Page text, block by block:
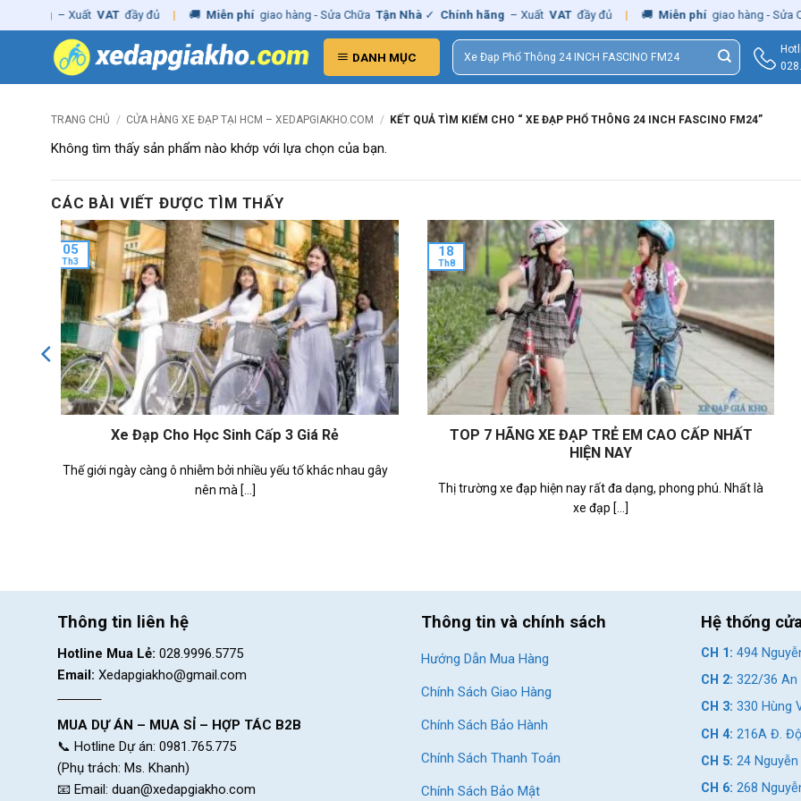
to
– Xuất VAT đầy đủ | 🚚 Miễn phí giao hàng - Sửa Chữa Tận Nhà ✓ Chính hãng – Xuất VAT đầy đủ | 🚚 Miễn phí giao hàng - Sửa
DANH MỤC
Tìm
kiếm:
TRANG CHỦ / CỬA HÀNG XE ĐẠP TẠI HCM – XEDAPGIAKHO.COM / KẾT QUẢ TÌM KIẾM CHO “ XE ĐẠP PHỔ THÔNG 24 INCH FASCINO FM24”
Không tìm thấy sản phẩm nào khớp với lựa chọn của bạn.
CÁC BÀI VIẾT ĐƯỢC TÌM THẤY
Xe Đạp Cho Học Sinh Cấp 3 Giá Rẻ
Thế giới ngày càng ô nhiễm bởi nhiều yếu tố khác nhau gây
nên mà [...]
05
Th3
TOP 7 HÃNG XE ĐẠP TRẺ EM CAO CẤP NHẤT
HIỆN NAY
Thị trường xe đạp hiện nay rất đa dạng, phong phú. Nhất là
xe đạp [...]
18
Th8
Thông tin liên hệ
Hotline Mua Lẻ: 028.9996.5775
Email: Xedapgiakho@gmail.com
MUA DỰ ÁN – MUA SỈ – HỢP TÁC B2B
📞 Hotline Dự án: 0981.765.775
(Phụ trách: Ms. Khanh)
📧 Email: duan@xedapgiakho.com
Thông tin và chính sách
Hướng Dẫn Mua Hàng
Chính Sách Giao Hàng
Chính Sách Bảo Hành
Chính Sách Thanh Toán
Chính Sách Bảo Mật
Hệ thống
CH 1: 494
CH 2: 322/36 An
CH 3: 330 Hùng
CH 4: 216A Đ.
CH 5: 24
CH 6: 268